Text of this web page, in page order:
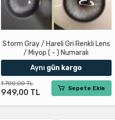
Storm Gray / Hareli Gri Renkli Lens
/ Miyop ( - ) Numaralı
Aynı gün kargo
1.700,00 TL
949,00 TL Sepete Ekle